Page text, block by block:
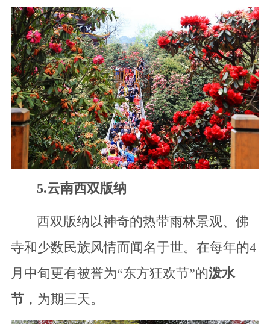
5.云南西双版纳
西双版纳以神奇的热带雨林景观、佛
寺和少数民族风情而闻名于世。在每年的4
月中旬更有被誉为“东方狂欢节”的泼水
节，为期三天。